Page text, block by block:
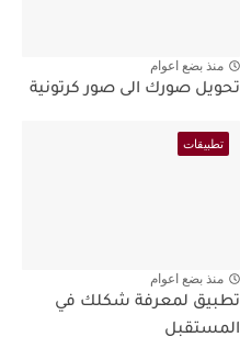
منذ بضع اعوام
تحويل صورك الى صور كرتونية
تطبيقات
منذ بضع اعوام
تطبيق لمعرفة شكلك في
المستقبل